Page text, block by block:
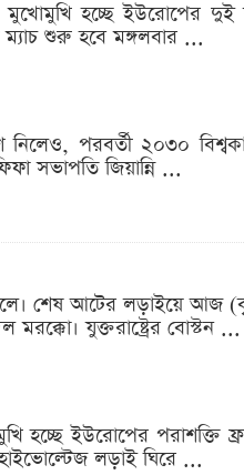
হচ্ছে ইউরোপের দুই
ম্যাচ শুরু হবে মঙ্গলবার ...
পরবর্তী ২০৩০
সভাপতি জিয়ান্নি ...
শেষ আটের লড়াইয়ে আজ
যুক্তরাষ্ট্রের বোস্টন ...
হচ্ছে ইউরোপের পরাশক্তি
লড়াই ঘিরে ...